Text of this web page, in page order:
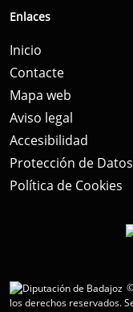
Enlaces
Inicio
Contacte
Mapa web
Aviso legal
Accesibilidad
Protección de Datos
Política de Cookies
los derechos reservados.